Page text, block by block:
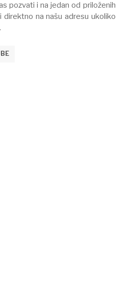
pozvati i na jedan od priloženih
na našu adresu ukoliko